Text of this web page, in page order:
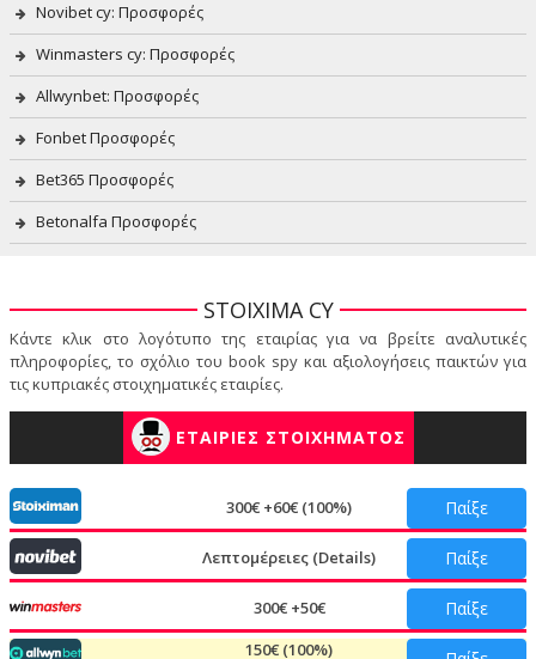
Novibet cy: Προσφορές
Winmasters cy: Προσφορές
Allwynbet: Προσφορές
Fonbet Προσφορές
Bet365 Προσφορές
Betonalfa Προσφορές
STOIXIMA CY
Κάντε κλικ στο λογότυπο της εταιρίας για να βρείτε αναλυτικές
πληροφορίες, το σχόλιο του book spy και αξιολογήσεις παικτών για
τις κυπριακές στοιχηματικές εταιρίες.
ΕΤΑΙΡΙΕΣ ΣΤΟΙΧΗΜΑΤΟΣ
300€ +60€ (100%) Παίξε
Λεπτομέρειες (Details) Παίξε
300€ +50€ Παίξε
150€ (100%)